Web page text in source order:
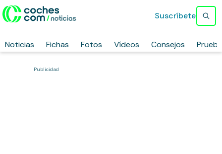
Noticias Fichas Fotos Vídeos Consejos
Suscríbete
Publicidad